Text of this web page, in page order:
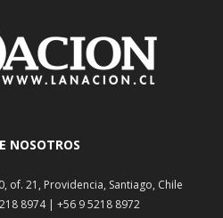
NOSOTROS
of. 21, Providencia, Santiago, Chile
8974 | +56 9 5218 8972